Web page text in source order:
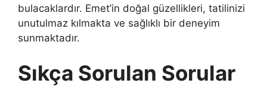
bulacaklardır. Emet’in doğal güzellikleri, tatilinizi
unutulmaz kılmakta ve sağlıklı bir deneyim
sunmaktadır.
Sıkça Sorulan Sorular